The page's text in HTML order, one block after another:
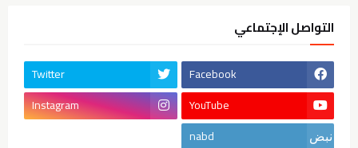
التواصل الإجتماعي
Facebook
Twitter
YouTube
Instagram
nabd